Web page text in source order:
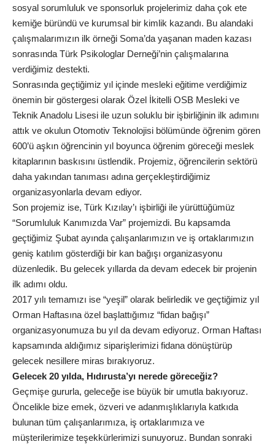
sosyal sorumluluk ve sponsorluk projelerimiz daha çok ete
kemiğe büründü ve kurumsal bir kimlik kazandı. Bu alandaki
çalışmalarımızın ilk örneği Soma’da yaşanan maden kazası
sonrasında Türk Psikologlar Derneği’nin çalışmalarına
verdiğimiz destekti.
Sonrasında geçtiğimiz yıl içinde mesleki eğitime verdiğimiz
önemin bir göstergesi olarak Özel İkitelli OSB Mesleki ve
Teknik Anadolu Lisesi ile uzun soluklu bir işbirliğinin ilk adımını
attık ve okulun Otomotiv Teknolojisi bölümünde öğrenim gören
600’ü aşkın öğrencinin yıl boyunca öğrenim göreceği meslek
kitaplarının baskısını üstlendik. Projemiz, öğrencilerin sektörü
daha yakından tanıması adına gerçekleştirdiğimiz
organizasyonlarla devam ediyor.
Son projemiz ise, Türk Kızılay’ı işbirliği ile yürüttüğümüz
“Sorumluluk Kanımızda Var” projemizdi. Bu kapsamda
geçtiğimiz Şubat ayında çalışanlarımızın ve iş ortaklarımızın
geniş katılım gösterdiği bir kan bağışı organizasyonu
düzenledik. Bu gelecek yıllarda da devam edecek bir projenin
ilk adımı oldu.
2017 yılı temamızı ise “yeşil” olarak belirledik ve geçtiğimiz yıl
Orman Haftasına özel başlattığımız “fidan bağışı”
organizasyonumuza bu yıl da devam ediyoruz. Orman Haftası
kapsamında aldığımız siparişlerimizi fidana dönüştürüp
gelecek nesillere miras bırakıyoruz.
Gelecek 20 yılda, Hıdırusta’yı nerede göreceğiz?
Geçmişe gururla, geleceğe ise büyük bir umutla bakıyoruz.
Öncelikle bize emek, özveri ve adanmışlıklarıyla katkıda
bulunan tüm çalışanlarımıza, iş ortaklarımıza ve
müşterilerimize teşekkürlerimizi sunuyoruz. Bundan sonraki